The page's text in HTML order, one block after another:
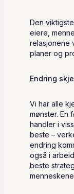
Den
eiere,
relasjonene
planer og
Endring
Vi har alle
mønster. En
handler i
beste –
endring
også i
beste